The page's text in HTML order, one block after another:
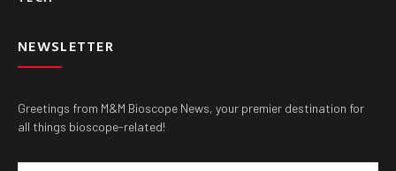
NEWSLETTER
Greetings from M&M Bioscope News, your premier destination for
all things bioscope-related!